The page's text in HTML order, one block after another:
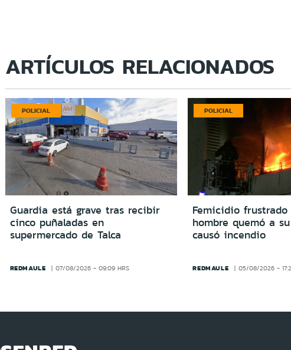
ARTÍCULOS RELACIONADOS
POLICIAL
Guardia está grave tras recibir
cinco puñaladas en
supermercado de Talca
REDMAULE 07/08/2026 - 09:09 HRS
POLICIAL
Femicidio frustrado
hombre quemó a
causó incendio
REDMAULE 05/08/2026 -